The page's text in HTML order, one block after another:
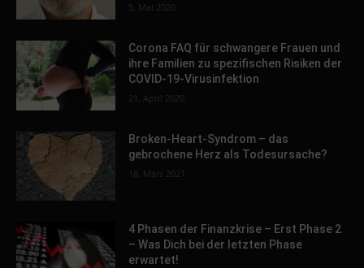
5. Mai 2020
Corona FAQ für schwangere Frauen und
ihre Familien zu spezifischen Risiken der
COVID-19-Virusinfektion
21. April 2020
Broken-Heart-Syndrom – das
gebrochene Herz als Todesursache?
18. März 2021
4 Phasen der Finanzkrise – Erst Phase 2
– Was Dich bei der letzten Phase
erwartet!